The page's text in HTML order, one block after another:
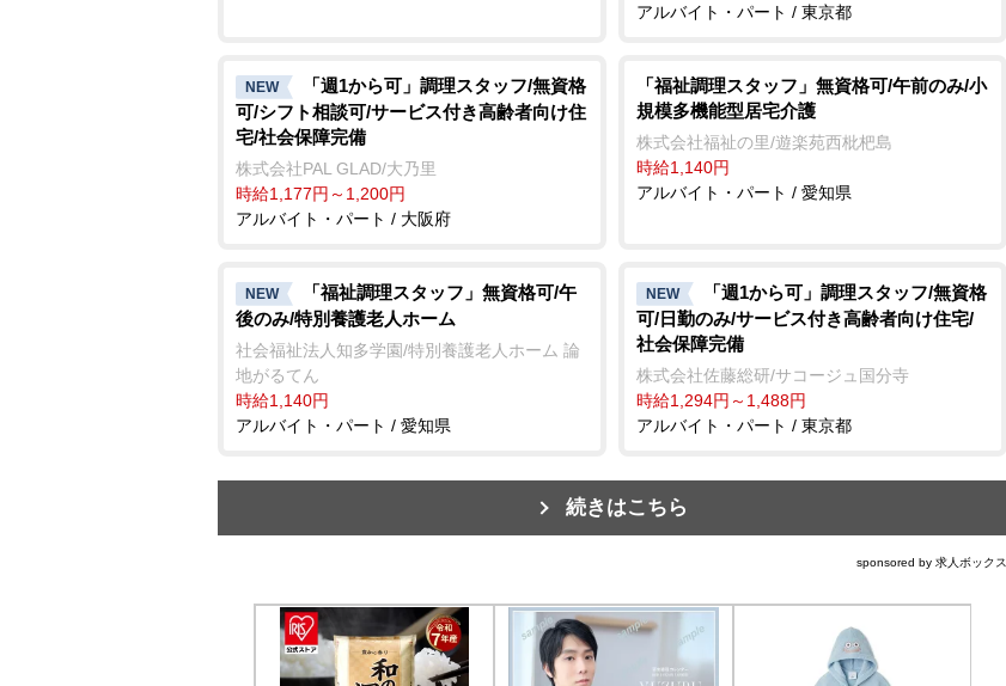
アルバイト・パート / 東京都
NEW
「週1から可」調理スタッフ/無資格
可/シフト相談可/サービス付き高齢者向け住
宅/社会保障完備
株式会社PAL GLAD/大乃里
時給1,177円～1,200円
アルバイト・パート / 大阪府
「福祉調理スタッフ」無資格可/午前のみ/小
規模多機能型居宅介護
株式会社福祉の里/遊楽苑西枇杷島
時給1,140円
アルバイト・パート / 愛知県
NEW
「福祉調理スタッフ」無資格可/午
後のみ/特別養護老人ホーム
社会福祉法人知多学園/特別養護老人ホーム 論
地がるてん
時給1,140円
アルバイト・パート / 愛知県
NEW
「週1から可」調理スタッフ/無資格
可/日勤のみ/サービス付き高齢者向け住宅/
社会保障完備
株式会社佐藤総研/サコージュ国分寺
時給1,294円～1,488円
アルバイト・パート / 東京都
続きはこちら
sponsored by 求人ボックス